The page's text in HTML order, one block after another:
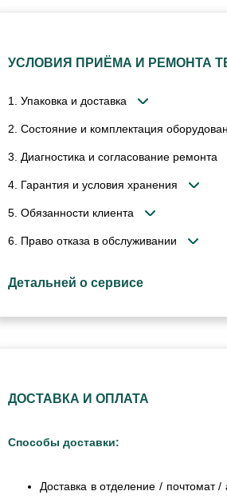
УСЛОВИЯ ПРИЁМА И РЕМОНТА
1. Упаковка и доставка
2. Состояние и комплектация
3. Диагностика и согласование ремонта
4. Гарантия и условия хранения
5. Обязанности клиента
6. Право отказа в обслуживании
Детальней о сервисе
ДОСТАВКА И ОПЛАТА
Способы доставки:
Доставка в отделение / почтомат